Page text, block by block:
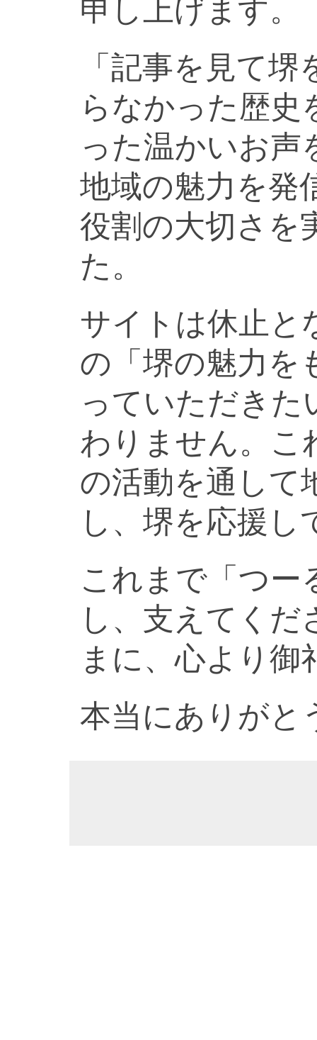
申し上げます。
「記事を見て
らなかった歴史
った温かいお声
地域の魅力を発
役割の大切さを
た。
サイトは休止と
の「堺の魅力を
っていただきた
わりません。こ
の活動を通して
し、堺を応援し
これまで「つー
し、支えてく
まに、心より御
本当にありがと